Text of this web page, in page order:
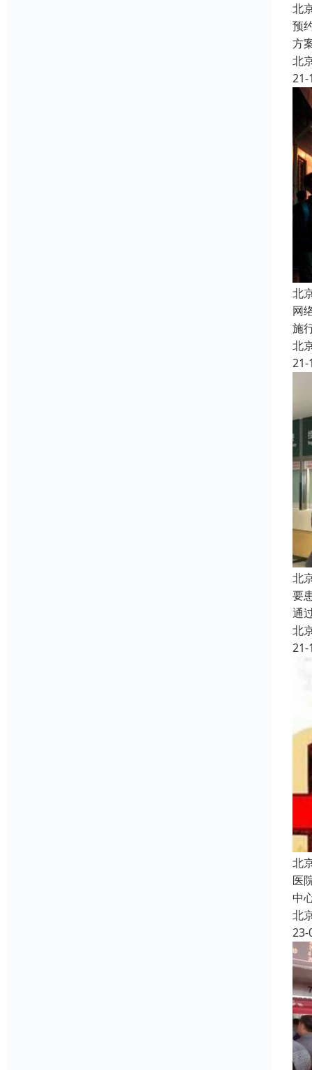
北
预
方
北
21-
北
网
施
北
21-
北
要
通
北
21-
北
医
中
北
23-